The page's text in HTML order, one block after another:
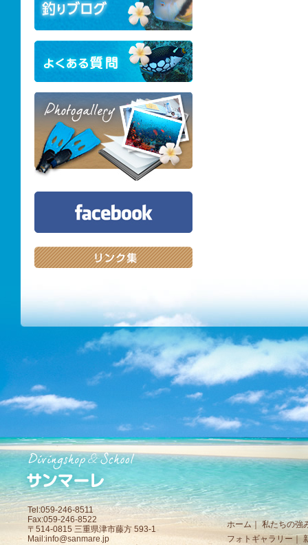
Tel:059-246-8511
Fax:059-246-8522
〒514-0815 三重県津市藤方 593-1
Mail:info@sanmare.jp
ホーム
私たちの強
フォトギャラリー｜